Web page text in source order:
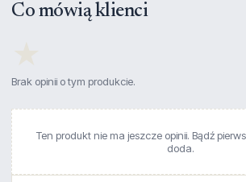
Co mówią klienci
Brak opinii o tym produkcie.
Ten produkt nie ma jeszcze opinii. Bądź
doda.